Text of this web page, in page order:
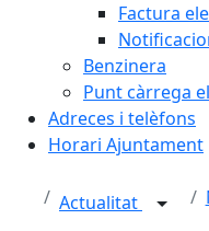
Factura
Benzinera
Punt càrrega
Adreces i telèfons
Horari Ajuntament
Actualitat